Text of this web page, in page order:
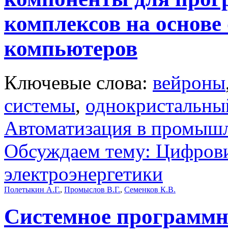
комплексов на
компьютеров
Ключевые слова: вейроны
системы,
Автоматизация в
Обсуждаем тему:
электроэнергетики
Полетыкин А.Г., Промыслов В.Г., Семенков К.В.
Cистемное